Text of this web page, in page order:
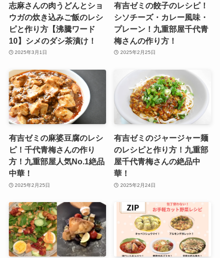
志麻さんの肉うどんとショ
ウガの炊き込みご飯のレシ
ピと作り方【沸騰ワード
10】シメのダシ茶漬け！
2025年3月1日
有吉ゼミの餃子のレシピ！
シソチーズ・カレー風味・
プレーン！九重部屋千代青
梅さんの作り方！
2025年2月25日
有吉ゼミの麻婆豆腐のレシ
ピ！千代青梅さんの作り
方！九重部屋人気No.1絶品
中華！
2025年2月25日
有吉ゼミのジャージャー麺
のレシピと作り方！九重部
屋千代青梅さんの絶品中
華！
2025年2月24日